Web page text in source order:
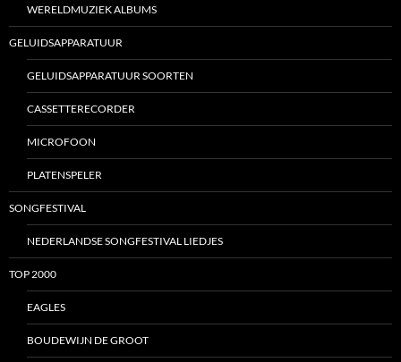
WERELDMUZIEK ALBUMS
GELUIDSAPPARATUUR
GELUIDSAPPARATUUR SOORTEN
CASSETTERECORDER
MICROFOON
PLATENSPELER
SONGFESTIVAL
NEDERLANDSE SONGFESTIVAL LIEDJES
TOP 2000
EAGLES
BOUDEWIJN DE GROOT